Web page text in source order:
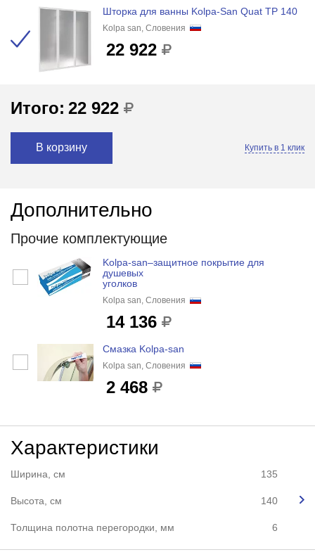
Шторка для ванны Kolpa-San Quat TP 140
Kolpa san, Словения
22 922
Итого: 22 922
В корзину Купить в 1 клик
Дополнительно
Прочие комплектующие
Kolpa-san–защитное покрытие для
душевых
уголков
Kolpa san, Словения
14 136
Смазка Kolpa-san
Kolpa san, Словения
2 468
Характеристики
Ширина, см 135
Высота, см 140
Толщина полотна перегородки, мм 6